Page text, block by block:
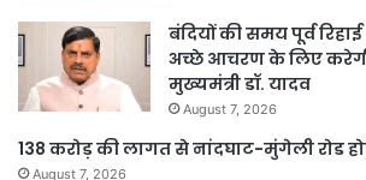
बंदियों की समय पूर्व
अच्छे आचरण के लिए करेगी
मुख्यमंत्री डॉ. यादव
August 7, 2026
138 करोड़ की लागत से नांदघाट-मुंगेली रोड
August 7, 2026